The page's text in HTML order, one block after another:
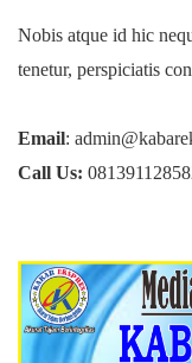
Nobis atque id hic
tenetur, perspiciatis
Email:
Call Us: